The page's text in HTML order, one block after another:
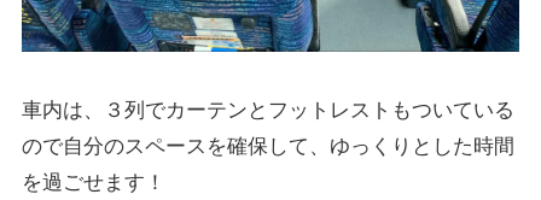
車内は、３列でカーテンとフットレストもついている
ので自分のスペースを確保して、ゆっくりとした時間
を過ごせます！